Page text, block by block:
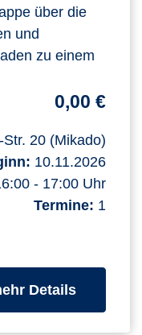
über die
und
zu einem
0,00 €
20 (Mikado)
10.11.2026
- 17:00 Uhr
Termine: 1
Detailszum